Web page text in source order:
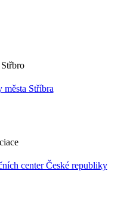
Stříbra
center České republiky